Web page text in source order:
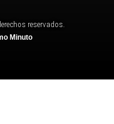
reservados.
Minuto